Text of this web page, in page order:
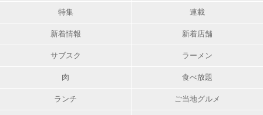
特集 連載
新着情報 新着店舗
サブスク ラーメン
肉 食べ放題
ランチ ご当地グルメ